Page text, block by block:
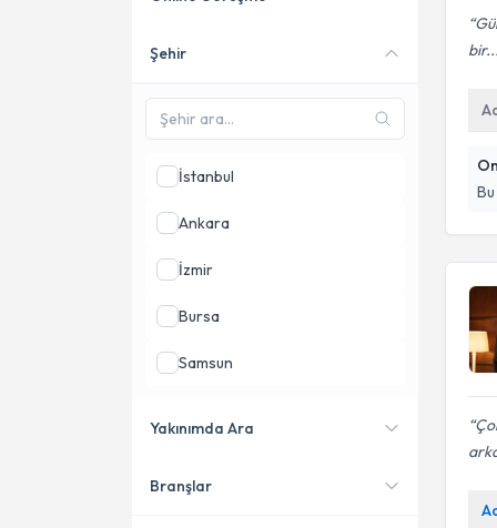
bir...
Online danışmanlık sunan
Şehir
İstanbul
Ankara
İzmir
Bursa
Samsun
Yakınımda Ara
Konumuma yakın uzmanları
Branşlar